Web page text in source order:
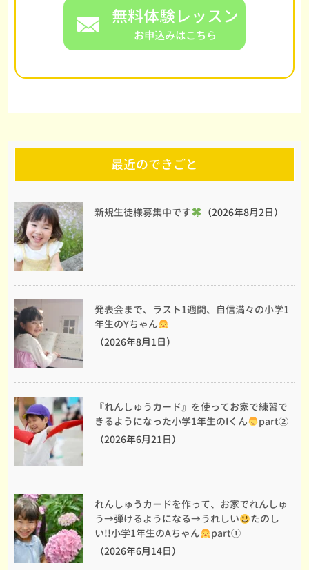
無料体験レッスン
お申込みはこちら
最近のできごと
新規生徒様募集中です （2026年8月2日）
発表会まで、ラスト1週間、自信満々の小学1
年生のYちゃん
（2026年8月1日）
『れんしゅうカード』を使ってお家で練習で
きるようになった小学1年生のIくん
part②
（2026年6月21日）
れんしゅうカードを作って、お家でれんしゅ
う→弾けるようになる→うれしい
たのし
い!!小学1年生のAちゃん
part①
（2026年6月14日）